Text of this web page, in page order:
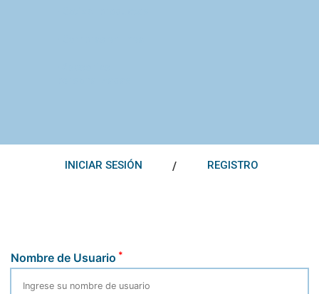
INICIAR SESIÓN / REGISTRO
Nombre de Usuario *